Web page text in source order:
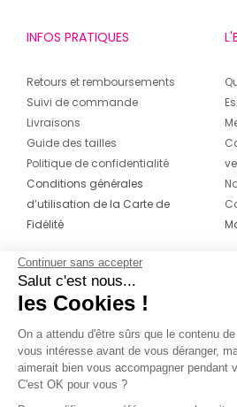
INFOS PRATIQUES
Retours et remboursements
Suivi de commande
Livraisons
Guide des tailles
Politique de confidentialité
Conditions générales
d’utilisation de la Carte de
Fidélité
CONTACT
04 42 20 78 42
Du lundi au jeudi de 8h30 à 16h30 & le
vendredi de 8h30 à 15h30
Continuer sans accepter
Salut c'est nous...
les Cookies !
On a attendu d'être sûrs que le contenu
vous intéresse avant de vous déranger,
aimerait bien vous accompagner pendant
C'est OK pour vous ?